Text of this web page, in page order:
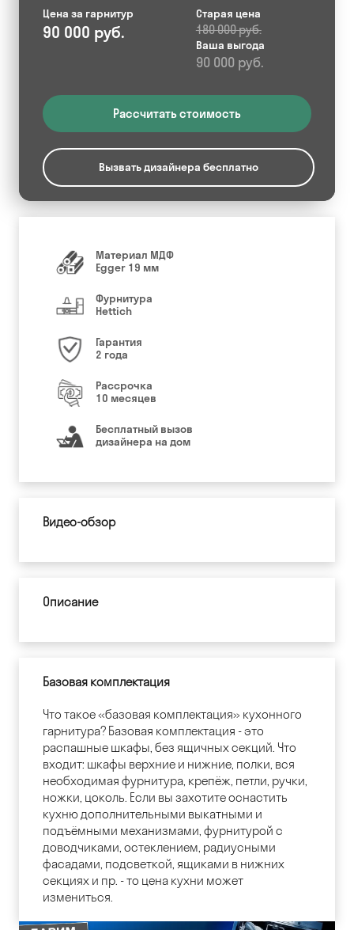
Цена за гарнитур
90 000 руб.
Старая цена
180 000 руб.
Ваша выгода
90 000 руб.
Рассчитать стоимость
Вызвать дизайнера бесплатно
Материал МДФ
Egger 19 мм
Фурнитура
Hettich
Гарантия
2 года
Рассрочка
10 месяцев
Бесплатный вызов
дизайнера на дом
Видео-обзор
Описание
Базовая комплектация
Что такое «базовая комплектация» кухонного
гарнитура? Базовая комплектация - это
распашные шкафы, без ящичных секций. Что
входит: шкафы верхние и нижние, полки, вся
необходимая фурнитура, крепёж, петли, ручки,
ножки, цоколь. Если вы захотите оснастить
кухню дополнительными выкатными и
подъёмными механизмами, фурнитурой с
доводчиками, остеклением, радиусными
фасадами, подсветкой, ящиками в нижних
секциях и пр. - то цена кухни может
измениться.